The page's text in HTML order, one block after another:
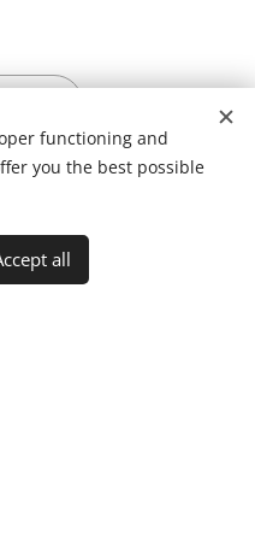
7-Mila
functioning and
you the best possible
all